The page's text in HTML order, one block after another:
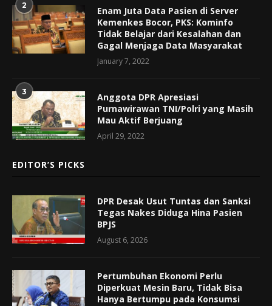
2
Enam Juta Data Pasien di Server
Kemenkes Bocor, PKS: Kominfo
Tidak Belajar dari Kesalahan dan
Gagal Menjaga Data Masyarakat
January 7, 2022
3
Anggota DPR Apresiasi
Purnawirawan TNI/Polri yang Masih
Mau Aktif Berjuang
April 29, 2022
EDITOR’S PICKS
DPR Desak Usut Tuntas dan Sanksi
Tegas Nakes Diduga Hina Pasien
BPJS
August 6, 2026
Pertumbuhan Ekonomi Perlu
Diperkuat Mesin Baru, Tidak Bisa
Hanya Bertumpu pada Konsumsi